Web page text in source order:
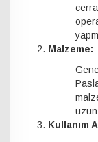
Malzeme:
Kullanım